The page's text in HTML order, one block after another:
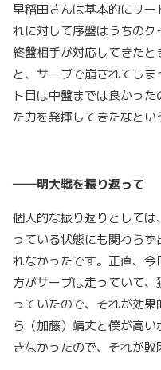
早稲田さんは基本的にリ
れに対して序盤はうちのク
終盤相手が対応してきた
と、サーブで崩されてし
ト目は中盤までは良かっ
た力を発揮してきたなとい
――明大戦を振り返って
個人的な振り返りとして
っている状態にも関わら
れなかったです。正直、
方がサーブは走っていて
っていたので、それが効
ら（加藤）靖丈と僕が高
きなかったので、それが敗